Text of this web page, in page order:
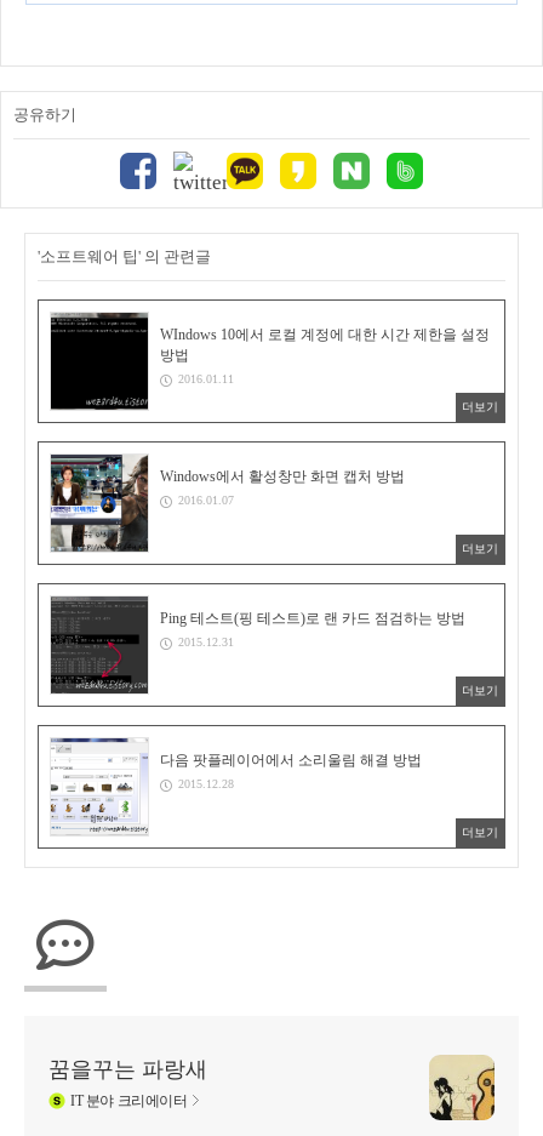
공유하기
'소프트웨어 팁' 의 관련글
WIndows 10에서 로컬 계정에 대한 시간 제한을 설정
방법
2016.01.11
더보기
Windows에서 활성창만 화면 캡처 방법
2016.01.07
더보기
Ping 테스트(핑 테스트)로 랜 카드 점검하는 방법
2015.12.31
더보기
다음 팟플레이어에서 소리울림 해결 방법
2015.12.28
더보기
꿈을꾸는 파랑새
IT분야 크리에이터